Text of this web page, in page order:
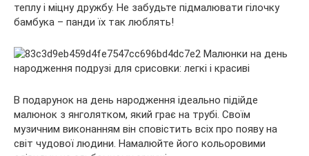
теплу і міцну дружбу. Не забудьте підмалювати гілочку
бамбука – панди їх так люблять!
В подарунок на день народження ідеально підійде
малюнок з янголятком, який грає на трубі. Своїм
музичним виконанням він сповістить всіх про появу на
світ чудової людини. Намалюйте його кольоровими